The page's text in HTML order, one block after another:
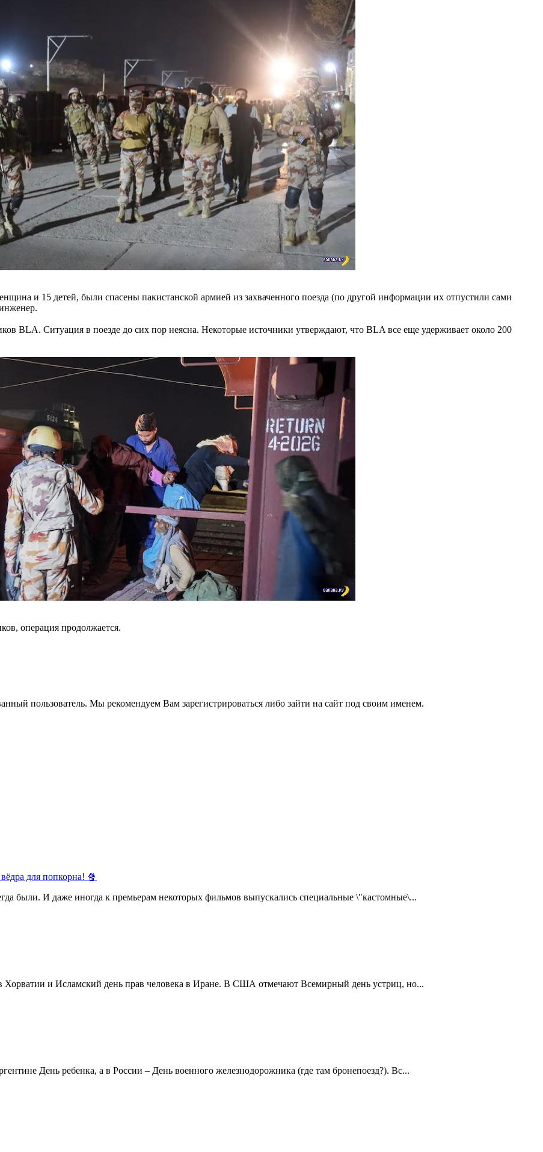
и 15 детей, были спасены пакистанской армией из захваченного поезда (по другой информации их отпустили сами
BLA. Ситуация в поезде до сих пор неясна. Некоторые источники утверждают, что BLA все еще удерживает около 200
операция продолжается.
пользователь. Мы рекомендуем Вам зарегистрироваться либо зайти на сайт под своим именем.
для попкорна! 🍿
были. И даже иногда к премьерам некоторых фильмов выпускались специальные \"кастомные\...
Хорватии и Исламский день прав человека в Иране. В США отмечают Всемирный день устриц, но...
День ребенка, а в России – День военного железнодорожника (где там бронепоезд?). Вс...